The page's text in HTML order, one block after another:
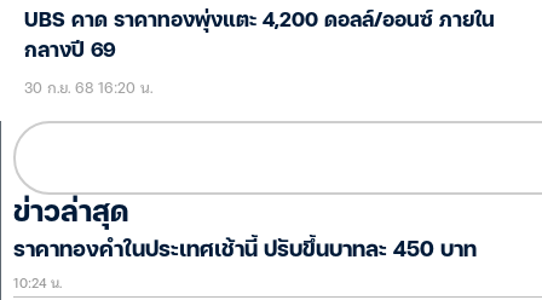
UBS คาด ราคาทองพุ่งแตะ 4,200 ดอลล์/ออนซ์ ภายใน
กลางปี 69
30 ก.ย. 68 16:20 น.
ข่าวล่าสุด
ราคาทองคำในประเทศเช้านี้ ปรับขึ้นบาทละ 450 บาท
10:24 น.